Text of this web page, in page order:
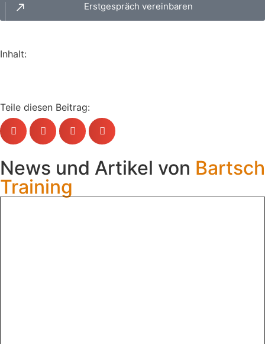
Erstgespräch vereinbaren
Inhalt:
Teile diesen Beitrag:
News und Artikel von Bartsch
Training